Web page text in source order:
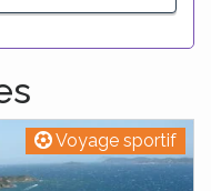
Voyage sportif